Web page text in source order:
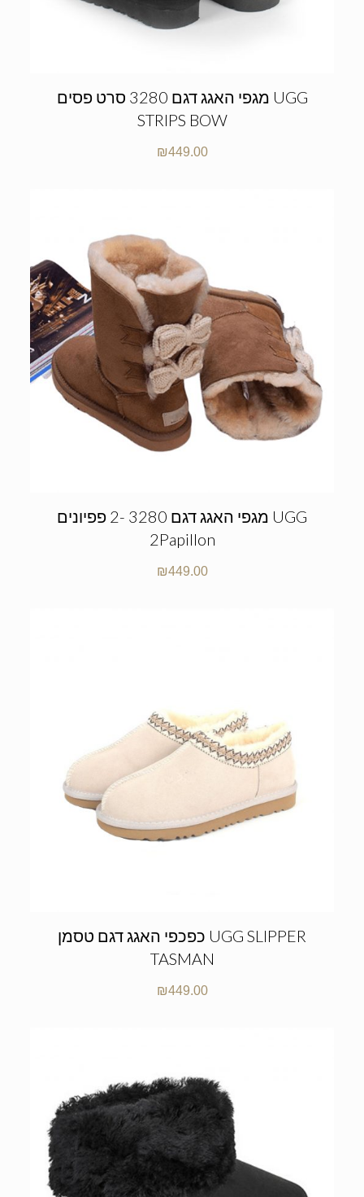
מגפי האגג דגם 3280 סרט פסים UGG
STRIPS BOW
₪449.00
מגפי האגג דגם 3280 -2 פפיונים UGG
2Papillon
₪449.00
כפכפי האגג דגם טסמן UGG SLIPPER
TASMAN
₪449.00